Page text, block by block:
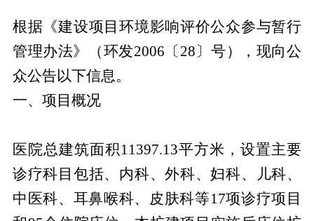
根据《建设项目环境影响评价公众参与暂行
管理办法》（环发2006〔28〕号），现向公
众公告以下信息。
一、项目概况
医院总建筑面积11397.13平方米，设置主要
诊疗科目包括、内科、外科、妇科、儿科、
中医科、耳鼻喉科、皮肤科等17项诊疗项目